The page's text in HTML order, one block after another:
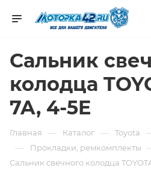
Сальник
колодца
7A, 4-5E
Главная — Каталог — Toyota
— Прокладки, ремкомплекты
Сальник свечного колодца